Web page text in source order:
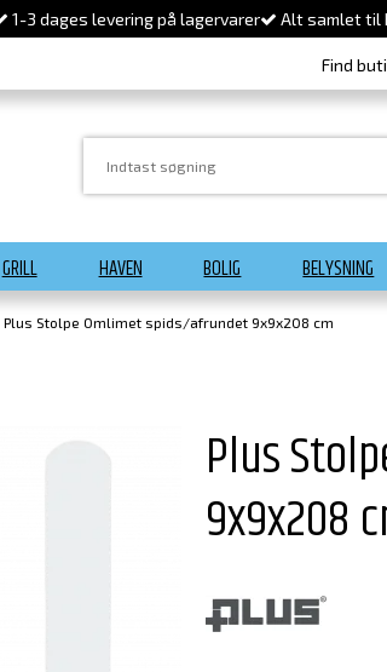
1-3 dages levering på lagervarer Alt samlet til
Find
GRILL HAVEN BOLIG BELYSNING
Plus Stolpe Omlimet spids/afrundet 9x9x208 cm
Plus
9x9x208